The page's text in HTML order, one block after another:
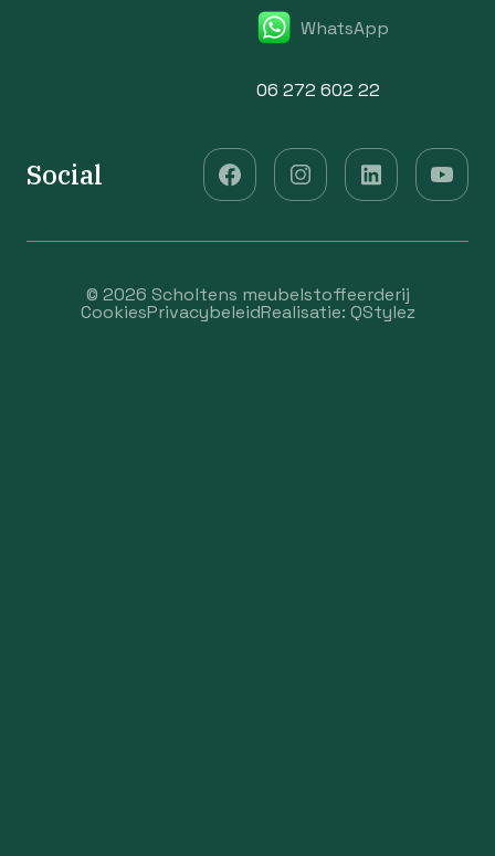
WhatsApp
06 272 602 22
Social
© 2026 Scholtens meubelstoffeerderij
CookiesPrivacybeleidRealisatie: QStylez